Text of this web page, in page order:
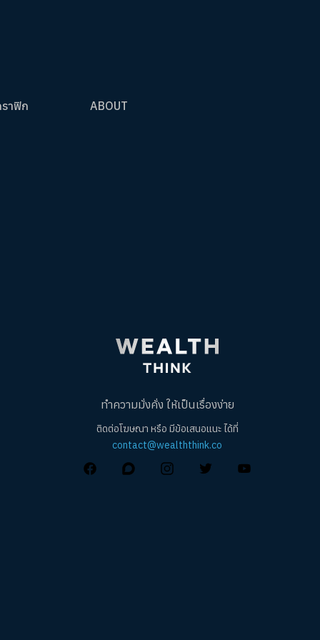
าฟิก ABOUT
ทำความมั่งคั่ง ให้เป็นเรื่องง่าย
ติดต่อโฆษณา หรือ มีข้อเสนอแนะ ได้ที่
contact@wealththink.co